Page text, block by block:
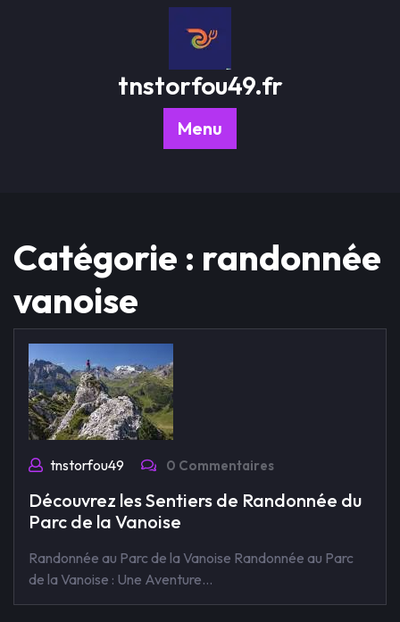
tnstorfou49.fr
Menu
Catégorie : randonnée
vanoise
tnstorfou49 0 Commentaires
Découvrez les Sentiers de Randonnée du
Parc de la Vanoise
Randonnée au Parc de la Vanoise Randonnée au Parc
de la Vanoise : Une Aventure…